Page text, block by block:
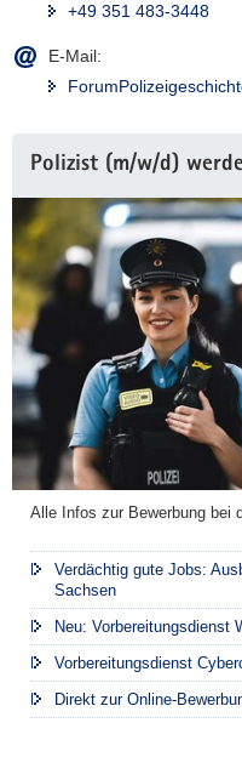
+49 351 483-3448
E-Mail:
Information
Polizist (m/w/d)
Alle Infos zur Bewerbung bei
Verdächtig gute Jobs:
Sachsen
Neu: Vorbereitungsdienst
Vorbereitungsdienst
Direkt zur Online-